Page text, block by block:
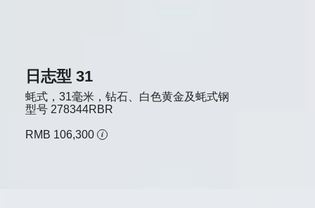
日志型 31
蚝式，31毫米，钻石、白色黄金及蚝式钢
型号 278344RBR
RMB 106,300